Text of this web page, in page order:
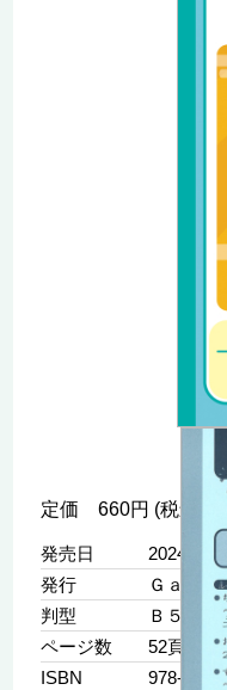
定価 660円 (税込)
発売日
2024年
発行
Ｇａｋｋ
判型
Ｂ５
ページ数
52頁
ISBN
978-4-